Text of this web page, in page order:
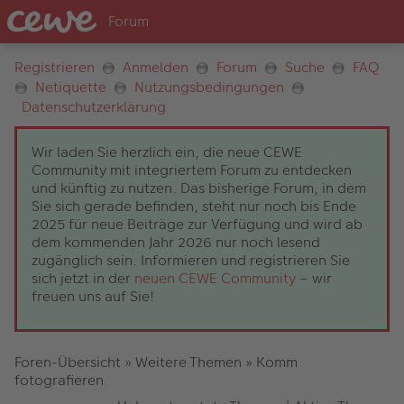
Registrieren Anmelden Forum Suche
FAQ
Netiquette
Nutzungsbedingungen
Datenschutzerklärung
Wir laden Sie herzlich ein, die neue CEWE
Community mit integriertem Forum zu entdecken
und künftig zu nutzen. Das bisherige Forum, in dem
Sie sich gerade befinden, steht nur noch bis Ende
2025 für neue Beiträge zur Verfügung und wird ab
dem kommenden Jahr 2026 nur noch lesend
zugänglich sein. Informieren und registrieren Sie
sich jetzt in der neuen CEWE Community – wir
freuen uns auf Sie!
Foren-Übersicht » Weitere Themen » Komm
fotografieren